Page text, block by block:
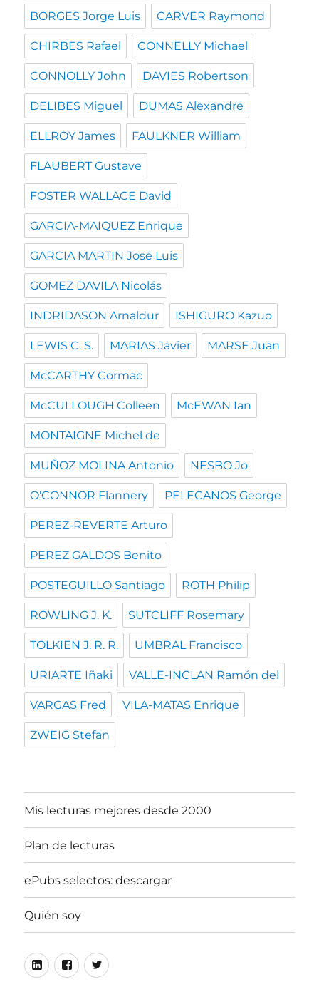
BORGES Jorge Luis CARVER Raymond
CHIRBES Rafael CONNELLY Michael
CONNOLLY John DAVIES Robertson
DELIBES Miguel DUMAS Alexandre
ELLROY James FAULKNER William
FLAUBERT Gustave
FOSTER WALLACE David
GARCIA-MAIQUEZ Enrique
GARCIA MARTIN José Luis
GOMEZ DAVILA Nicolás
INDRIDASON Arnaldur ISHIGURO Kazuo
LEWIS C. S. MARIAS Javier MARSE Juan
McCARTHY Cormac
McCULLOUGH Colleen McEWAN Ian
MONTAIGNE Michel de
MUÑOZ MOLINA Antonio NESBO Jo
O'CONNOR Flannery PELECANOS George
PEREZ-REVERTE Arturo
PEREZ GALDOS Benito
POSTEGUILLO Santiago ROTH Philip
ROWLING J. K. SUTCLIFF Rosemary
TOLKIEN J. R. R. UMBRAL Francisco
URIARTE Iñaki VALLE-INCLAN Ramón del
VARGAS Fred VILA-MATAS Enrique
ZWEIG Stefan
Mis lecturas mejores desde 2000
Plan de lecturas
ePubs selectos: descargar
Quién soy
LinkedinFacebookTwitter